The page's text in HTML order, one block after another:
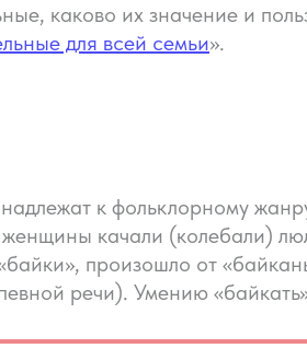
каково их значение и
для всей семьи».
к фольклорному
качали (колебали)
произошло от
речи). Умению